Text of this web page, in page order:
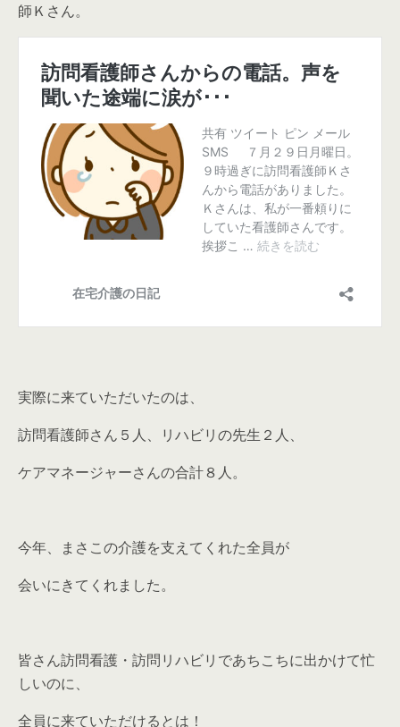
師Ｋさん。
実際に来ていただいたのは、
訪問看護師さん５人、リハビリの先生２人、
ケアマネージャーさんの合計８人。
今年、まさこの介護を支えてくれた全員が
会いにきてくれました。
皆さん訪問看護・訪問リハビリであちこちに出かけて忙
しいのに、
全員に来ていただけるとは！